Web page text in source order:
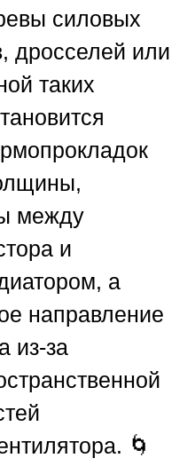
силовых
дросселей или
таких
между
и
а
направление
из-за
🌀